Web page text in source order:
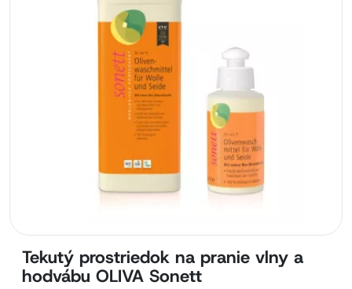
Tekutý prostriedok na pranie vlny a
hodvábu OLIVA Sonett